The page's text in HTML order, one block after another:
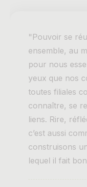
"Pouvoir se
ensemble, au
pour nous
yeux que nos
toutes filiales
connaître, se
liens. Rire,
c’est aussi
construisons
lequel il fait